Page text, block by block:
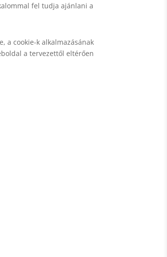
fel tudja ajánlani a
a cookie-k alkalmazásának
a tervezettől eltérően